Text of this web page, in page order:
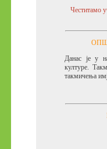
Честитамо
Данас је у
културе.
такмичења